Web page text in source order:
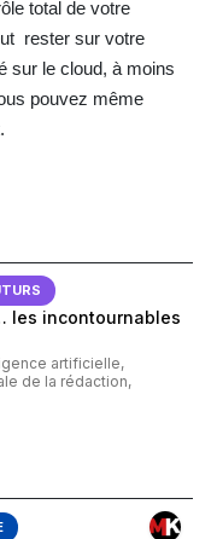
total de votre
rester sur votre
sur le cloud, à moins
pouvez même
les incontournables
artificielle,
de la rédaction,